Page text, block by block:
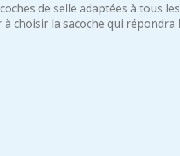
de selle adaptées à tous
la sacoche qui répondra